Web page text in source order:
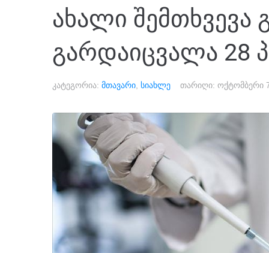
ახალი შემთხვევა
გარდაიცვალა 28
კატეგორია: მთავარი სიახლე თარიღი: ოქტომბერი